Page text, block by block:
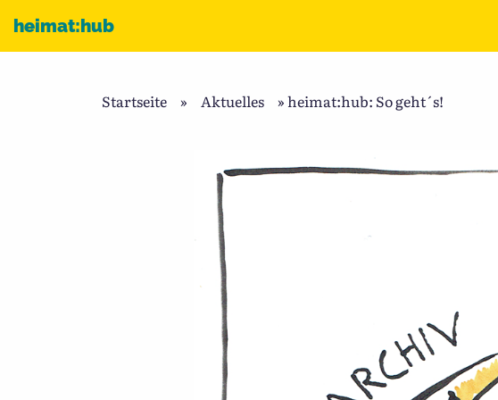
heimat:hub
Startseite » Aktuelles »heimat:hub: So geht´s!